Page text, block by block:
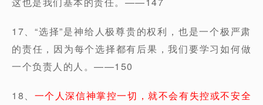
17、“选择”是神给人极尊贵的权利，也是一个极严肃
的责任，因为每个选择都有后果，我们要学习如何做
一个负责人的人。——150
18、 一个人深信神掌控一切，就不会有失控或不安全